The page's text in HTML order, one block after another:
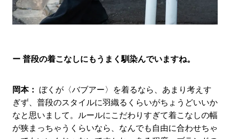
ー 普段の着こなしにもうまく馴染んでいますね。
岡本： ぼくが〈バブアー〉を着るなら、あまり考えす
ぎず、普段のスタイルに羽織るくらいがちょうどいいか
なと思いまして。ルールにこだわりすぎて着こなしの幅
が狭まっちゃうくらいなら、なんでも自由に合わせちゃ